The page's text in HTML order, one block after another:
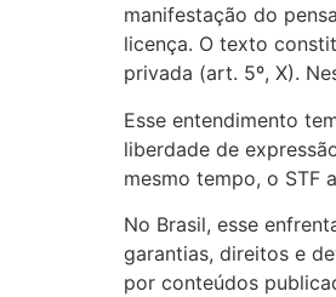
manifestação do
licença. O texto
privada (art. 5º, X).
Esse entendimento
liberdade de
mesmo tempo, o STF
No Brasil, esse
garantias, direitos e
por conteúdos